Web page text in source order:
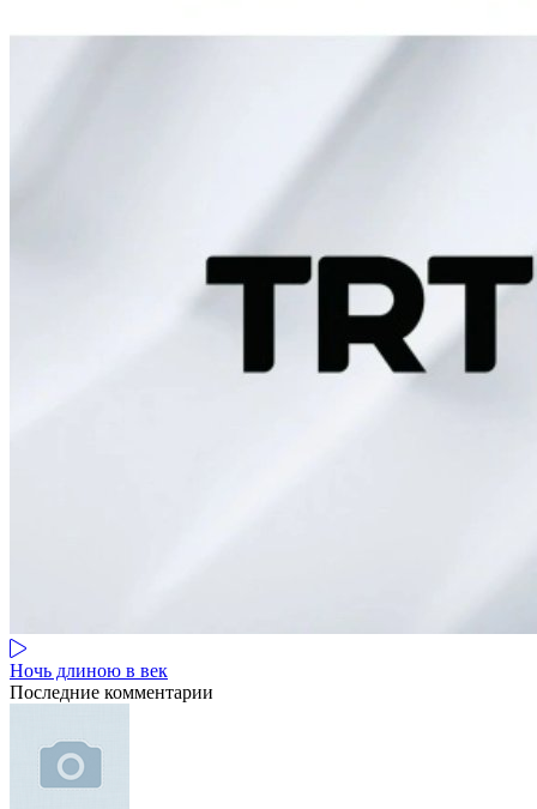
Ночь длиною в век
Последние комментарии